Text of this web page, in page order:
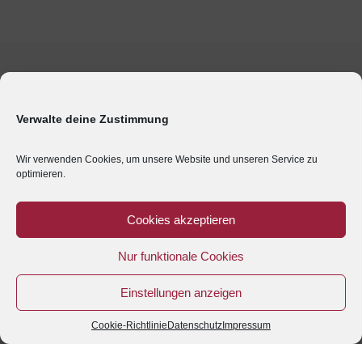
Verwalte deine Zustimmung
Wir verwenden Cookies, um unsere Website und unseren Service zu
optimieren.
Cookies akzeptieren
Nur funktionale Cookies
Einstellungen anzeigen
Cookie-Richtlinie Datenschutz Impressum